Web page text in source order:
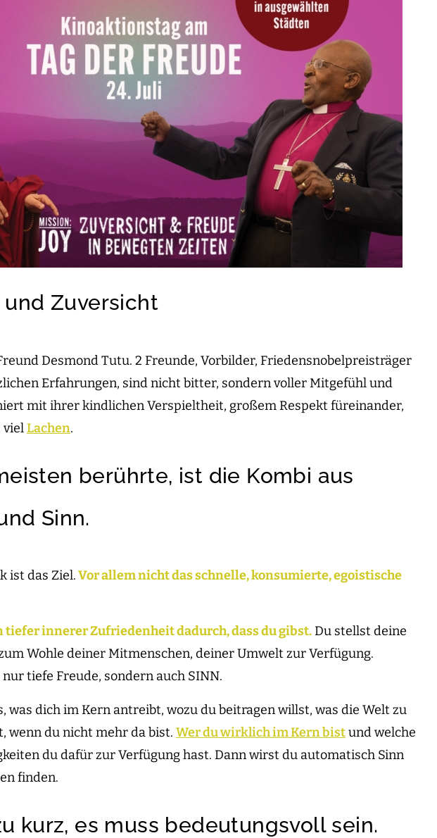
Zuversicht
Desmond Tutu. 2 Freunde, Vorbilder, Friedensnobelpreisträger
Erfahrungen, sind nicht bitter, sondern voller Mitgefühl und
mit ihrer kindlichen Verspieltheit, großem Respekt füreinander,
vielLachen.
berührte, ist die Kombi aus
Sinn.
ist das Ziel.Vor allem nicht das schnelle, konsumierte, egoistische
tiefer innerer Zufriedenheit dadurch, dass du gibst.Du stellst deine
Wohle deiner Mitmenschen, deiner Umwelt zur Verfügung.
tiefe Freude, sondern auch SINN.
was dich im Kern antreibt, wozu du beitragen willst, was die Welt zu
wenn du nicht mehr da bist. Wer du wirklich im Kern bistund welche
du dafür zur Verfügung hast. Dann wirst du automatisch Sinn
finden.
kurz, es muss bedeutungsvoll sein.